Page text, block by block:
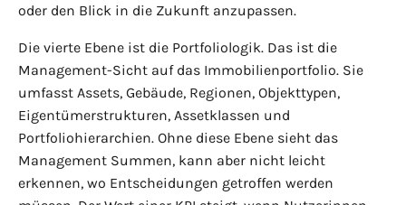
oder den Blick in die Zukunft anzupassen.
Die vierte Ebene ist die Portfoliologik. Das ist die
Management-Sicht auf das Immobilienportfolio. Sie
umfasst Assets, Gebäude, Regionen, Objekttypen,
Eigentümerstrukturen, Assetklassen und
Portfoliohierarchien. Ohne diese Ebene sieht das
Management Summen, kann aber nicht leicht
erkennen, wo Entscheidungen getroffen werden